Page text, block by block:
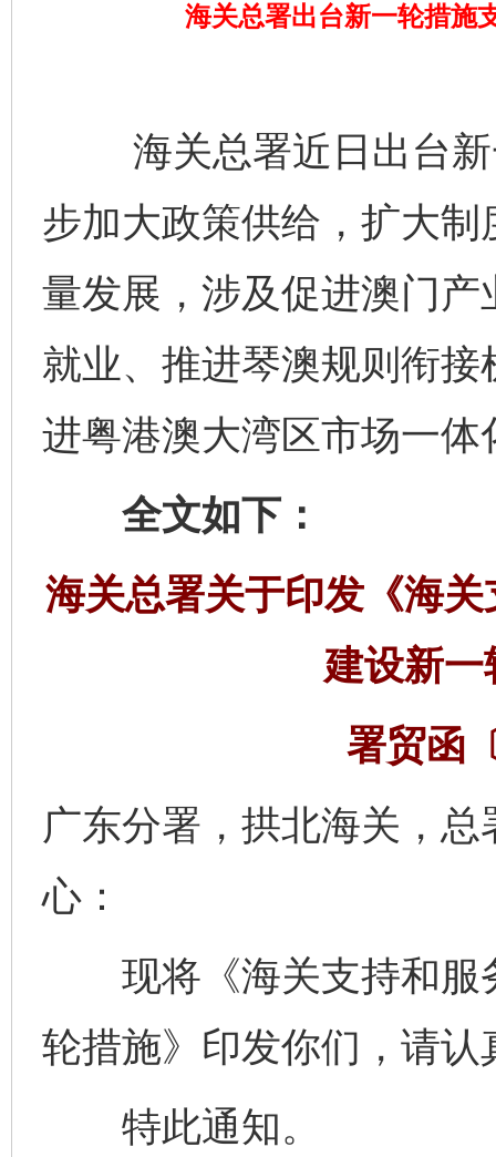
海关总署出台新一轮措施
海关总署近日出台新
步加大政策供给，扩大
量发展，涉及促进澳门
就业、推进琴澳规则衔
进粤港澳大湾区市场一
全文如下：
海关总署关于印发《海
建设新
署贸函
广东分署，拱北海关，
心：
现将《海关支持和服
轮措施》印发你们，请认
特此通知。